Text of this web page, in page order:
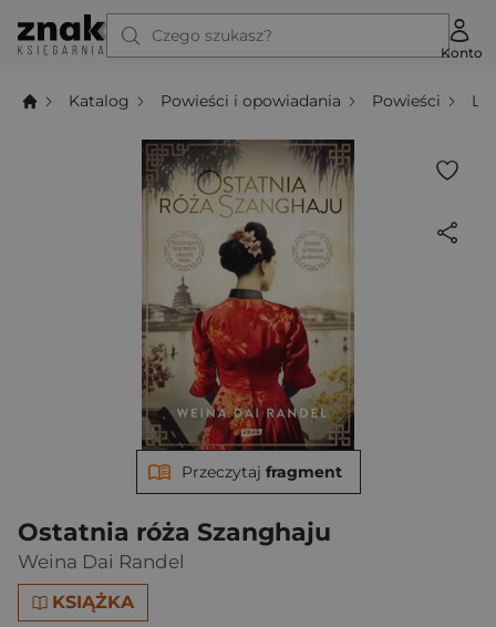
Czego szukasz?
Konto
Katalog Powieści i opowiadania Powieści
Ostatnia róża Szanghaju
Weina Dai Randel
KSIĄŻKA
Przeczytaj fragment